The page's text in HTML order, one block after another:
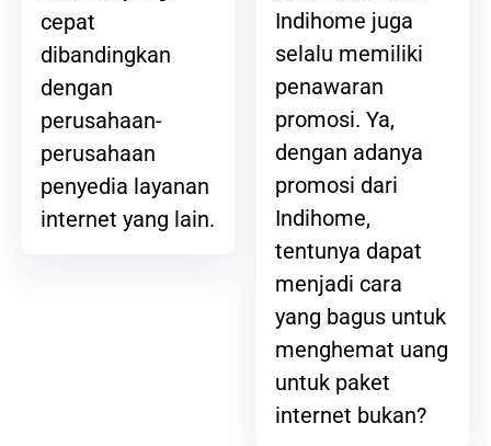
cepat
dibandingkan
dengan
perusahaan-
perusahaan
penyedia layanan
internet yang lain.
Indihome juga
selalu memiliki
penawaran
promosi. Ya,
dengan adanya
promosi dari
Indihome,
tentunya dapat
menjadi cara
yang bagus untuk
menghemat uang
untuk paket
internet bukan?